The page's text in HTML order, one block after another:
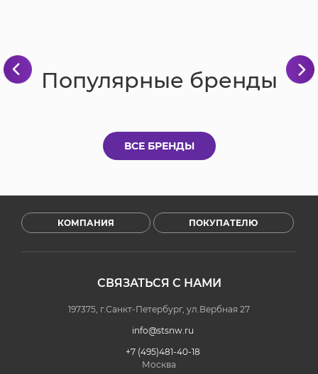
Популярные бренды
ВСЕ БРЕНДЫ
КОМПАНИЯ ПОКУПАТЕЛЮ
СВЯЗАТЬСЯ С НАМИ
197375, г.Санкт-Петербург, ул.Вербная 27
info@stsnw.ru
Москва
+7 (495)481-40-18